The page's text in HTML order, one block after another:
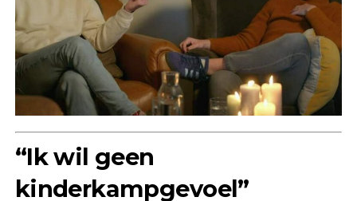
“Ik wil geen
kinderkampgevoel”